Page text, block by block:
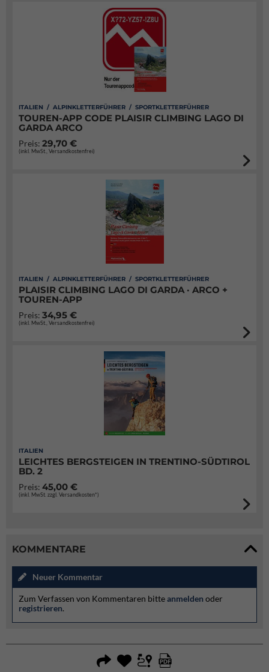
ITALIEN / ALPINKLETTERFÜHRER / SPORTKLETTERFÜHRER
TOUREN-APP CODE PLAISIR CLIMBING LAGO DI
GARDA ARCO
Preis: 29,70 €
(inkl. MwSt., Versandkostenfrei)
ITALIEN / ALPINKLETTERFÜHRER / SPORTKLETTERFÜHRER
PLAISIR CLIMBING LAGO DI GARDA · ARCO +
TOUREN-APP
Preis: 34,95 €
(inkl. MwSt., Versandkostenfrei)
ITALIEN
LEICHTES BERGSTEIGEN IN TRENTINO-SÜDTIROL
BD. 2
Preis: 45,00 €
(inkl. MwSt. zzgl. Versandkosten*)
KOMMENTARE
Neuer Kommentar
Zum Verfassen von Kommentaren bitteanmelden oder
registrieren.